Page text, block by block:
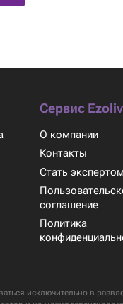
Сервис
О компании
Контакты
Стать экспертом
соглашение
Политика
исключительно в